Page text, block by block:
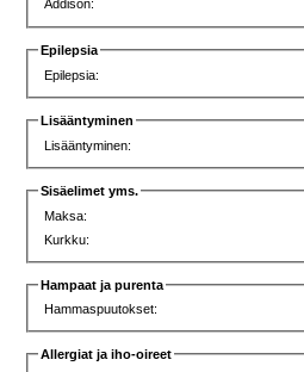
Addison:
Epilepsia
Epilepsia:
Lisääntyminen
Lisääntyminen:
Sisäelimet yms.
Maksa:
Kurkku:
Hampaat ja purenta
Hammaspuutokset:
Allergiat ja iho-oireet